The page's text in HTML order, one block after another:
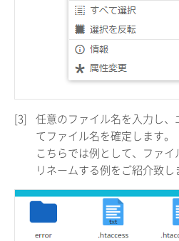
[3]
任意のファイル名を入力し
てファイル名を確定します。
こちらでは例として、ファ
リネームする例をご紹介致し